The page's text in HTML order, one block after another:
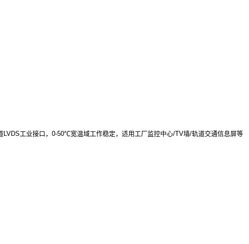
工业接口，0-50℃宽温域工作稳定，适用工厂监控中心/TV墙/轨道交通信息屏等